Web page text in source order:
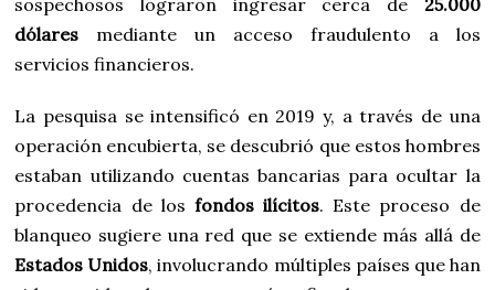
sospechosos lograron ingresar cerca de 25.000
dólares mediante un acceso fraudulento a los
servicios financieros.
La pesquisa se intensificó en 2019 y, a través de una
operación encubierta, se descubrió que estos hombres
estaban utilizando cuentas bancarias para ocultar la
procedencia de los fondos ilícitos. Este proceso de
blanqueo sugiere una red que se extiende más allá de
Estados Unidos, involucrando múltiples países que han